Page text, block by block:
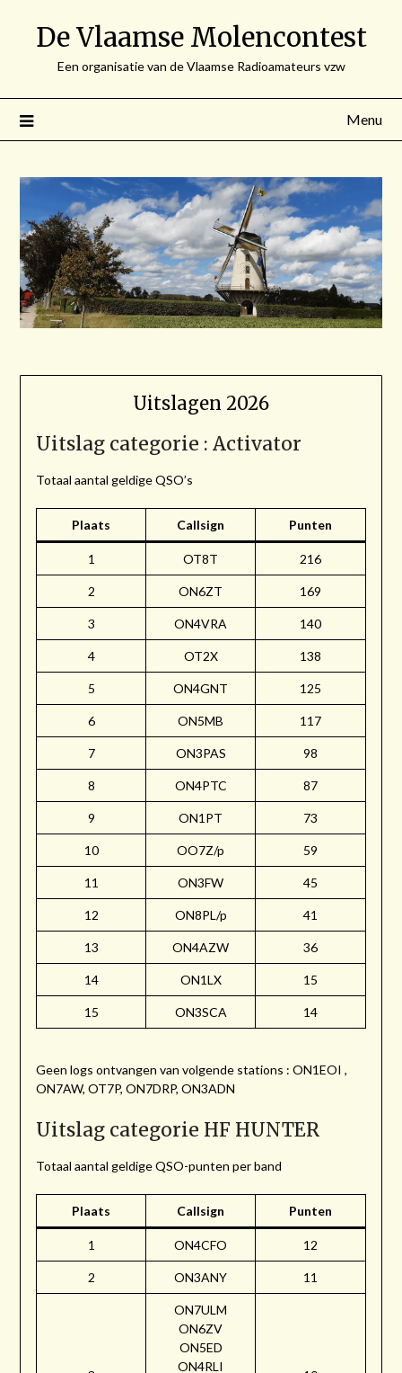
De Vlaamse Molencontest
Een organisatie van de Vlaamse Radioamateurs vzw
Menu
Uitslagen 2026
Uitslag categorie : Activator
Totaal aantal geldige QSO’s
Plaats Callsign Punten
1 OT8T 216
2 ON6ZT 169
3 ON4VRA 140
4 OT2X 138
5 ON4GNT 125
6 ON5MB 117
7 ON3PAS 98
8 ON4PTC 87
9 ON1PT 73
10 OO7Z/p 59
11 ON3FW 45
12 ON8PL/p 41
13 ON4AZW 36
14 ON1LX 15
15 ON3SCA 14
Geen logs ontvangen van volgende stations : ON1EOI ,
ON7AW, OT7P, ON7DRP, ON3ADN
Uitslag categorie HF HUNTER
Totaal aantal geldige QSO-punten per band
Plaats Callsign Punten
1 ON4CFO 12
2 ON3ANY 11
ON7ULM
ON6ZV
ON5ED
ON4RLI